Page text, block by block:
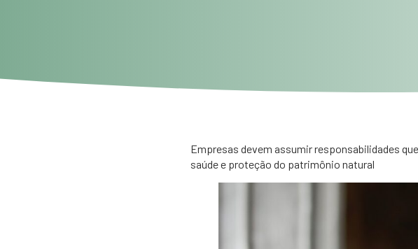
Empresas devem assumir responsabilidades
saúde e proteção do patrimônio natural